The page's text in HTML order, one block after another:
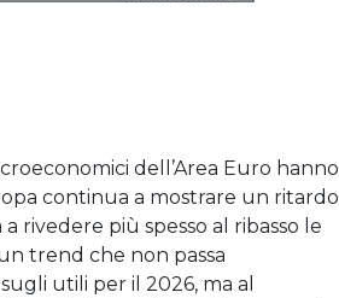
dell’Area Euro hanno
continua a mostrare un ritardo
rivedere più spesso al ribasso le
trend che non passa
utili per il 2026, ma al